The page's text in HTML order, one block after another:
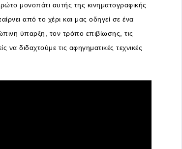
μονοπάτι αυτής της κινηματογραφικής
από το χέρι και μας οδηγεί σε ένα
ύπαρξη, τον τρόπο επιβίωσης, τις
διδαχτούμε τις αφηγηματικές τεχνικές